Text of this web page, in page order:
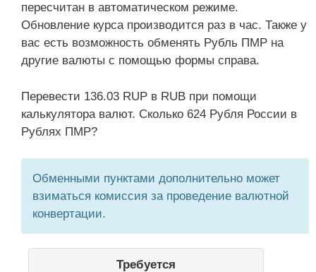
пересчитан в автоматическом режиме.
Обновление курса производится раз в час. Также у
вас есть возможность обменять Рубль ПМР на
другие валюты с помощью формы справа.
Перевести 136.03 RUP в RUB при помощи
калькулятора валют. Сколько 624 Рубля России в
Рублях ПМР?
Обменными пунктами дополнительно может
взиматься комиссия за проведение валютной
конвертации.
Требуется